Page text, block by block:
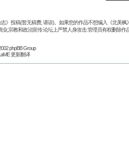
投稿(暂无稿费, 请谅)。如果您的作品不想编入《北美枫
,宗教和政治宣传.论坛上严禁人身攻击.管理员有权删除作
phpBB Group
更新翻译